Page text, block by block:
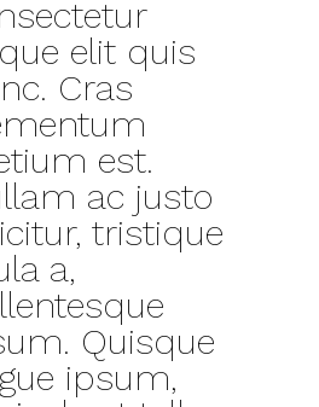
elit quis
Cras
est.
ac justo
tristique
a,
Quisque
ipsum,